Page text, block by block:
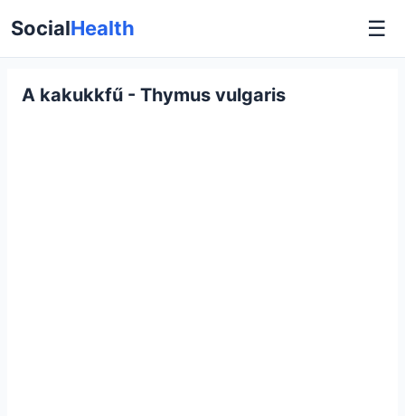
SocialHealth ☰
A kakukkfű - Thymus vulgaris